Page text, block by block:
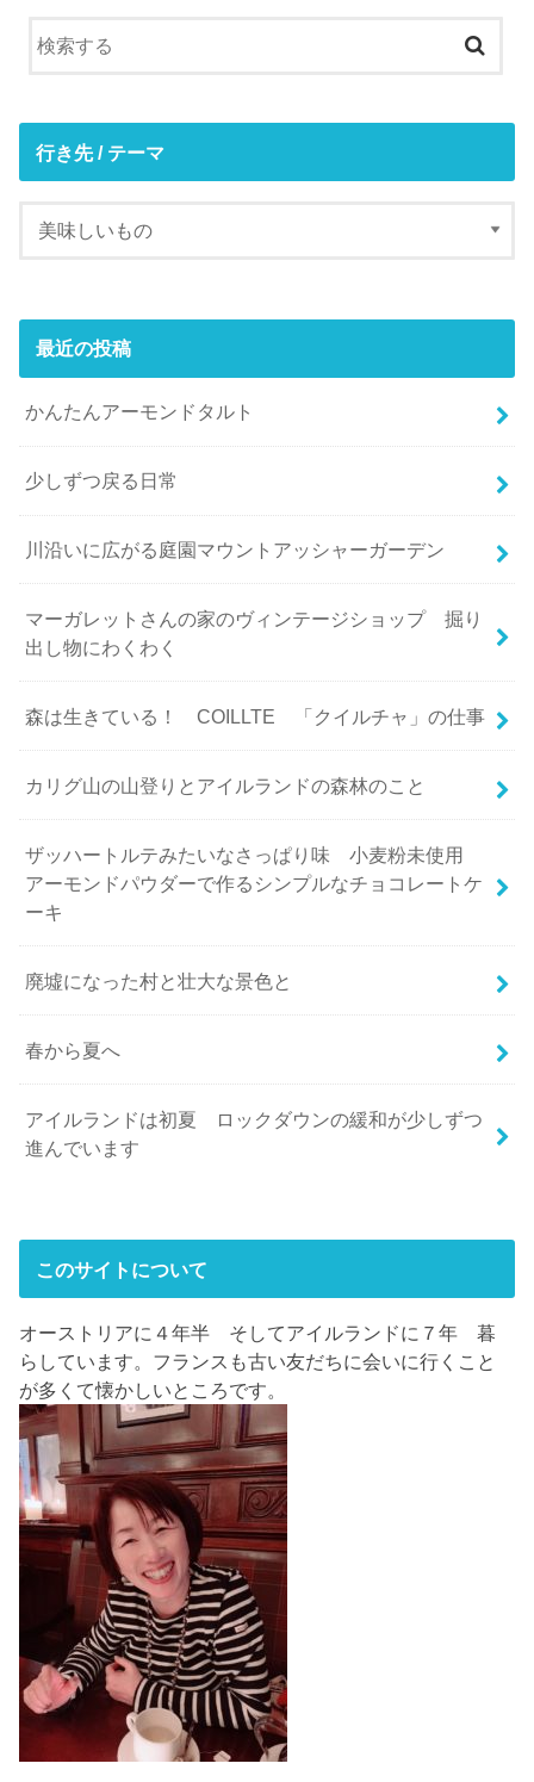
行き先 / テーマ
最近の投稿
かんたんアーモンドタルト
少しずつ戻る日常
川沿いに広がる庭園マウントアッシャーガーデン
マーガレットさんの家のヴィンテージショップ 掘り
出し物にわくわく
森は生きている！ COILLTE 「クイルチャ」の仕事
カリグ山の山登りとアイルランドの森林のこと
ザッハートルテみたいなさっぱり味 小麦粉未使用
アーモンドパウダーで作るシンプルなチョコレートケ
ーキ
廃墟になった村と壮大な景色と
春から夏へ
アイルランドは初夏 ロックダウンの緩和が少しずつ
進んでいます
このサイトについて
オーストリアに４年半 そしてアイルランドに７年 暮
らしています。フランスも古い友だちに会いに行くこと
が多くて懐かしいところです。